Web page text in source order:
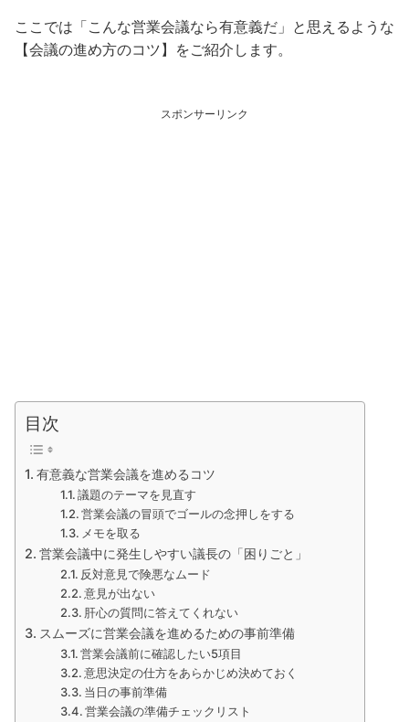
ここでは「こんな営業会議なら有意義だ」と思えるような
【会議の進め方のコツ】をご紹介します。
スポンサーリンク
目次
有意義な営業会議を進めるコツ
議題のテーマを見直す
営業会議の冒頭でゴールの念押しをする
メモを取る
営業会議中に発生しやすい議長の「困りごと」
反対意見で険悪なムード
意見が出ない
肝心の質問に答えてくれない
スムーズに営業会議を進めるための事前準備
営業会議前に確認したい5項目
意思決定の仕方をあらかじめ決めておく
当日の事前準備
営業会議の準備チェックリスト